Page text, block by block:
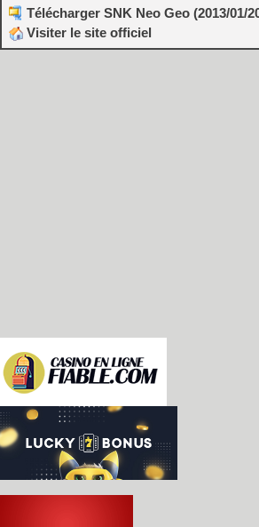
Télécharger SNK Neo Geo (2013/01/
Visiter le site officiel